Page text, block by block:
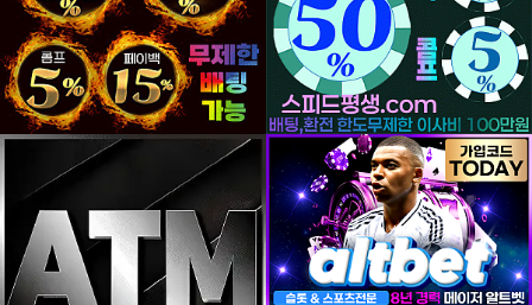
등록일 등록일
등록일 등록일